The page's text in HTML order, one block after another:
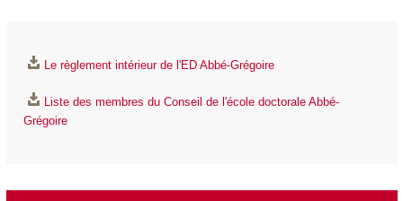
Le règlement intérieur de l'ED Abbé-Grégoire
Liste des membres du Conseil de l'école doctorale Abbé-
Grégoire